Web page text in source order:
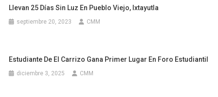
Llevan 25 Días Sin Luz En Pueblo Viejo, Ixtayutla
septiembre 20, 2023 CMM
Estudiante De El Carrizo Gana Primer Lugar En Foro Estudiantil
diciembre 3, 2025 CMM